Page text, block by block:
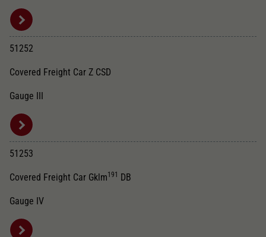
51252
Covered Freight Car Z CSD
Gauge III
51253
Covered Freight Car Gklm191 DB
Gauge IV